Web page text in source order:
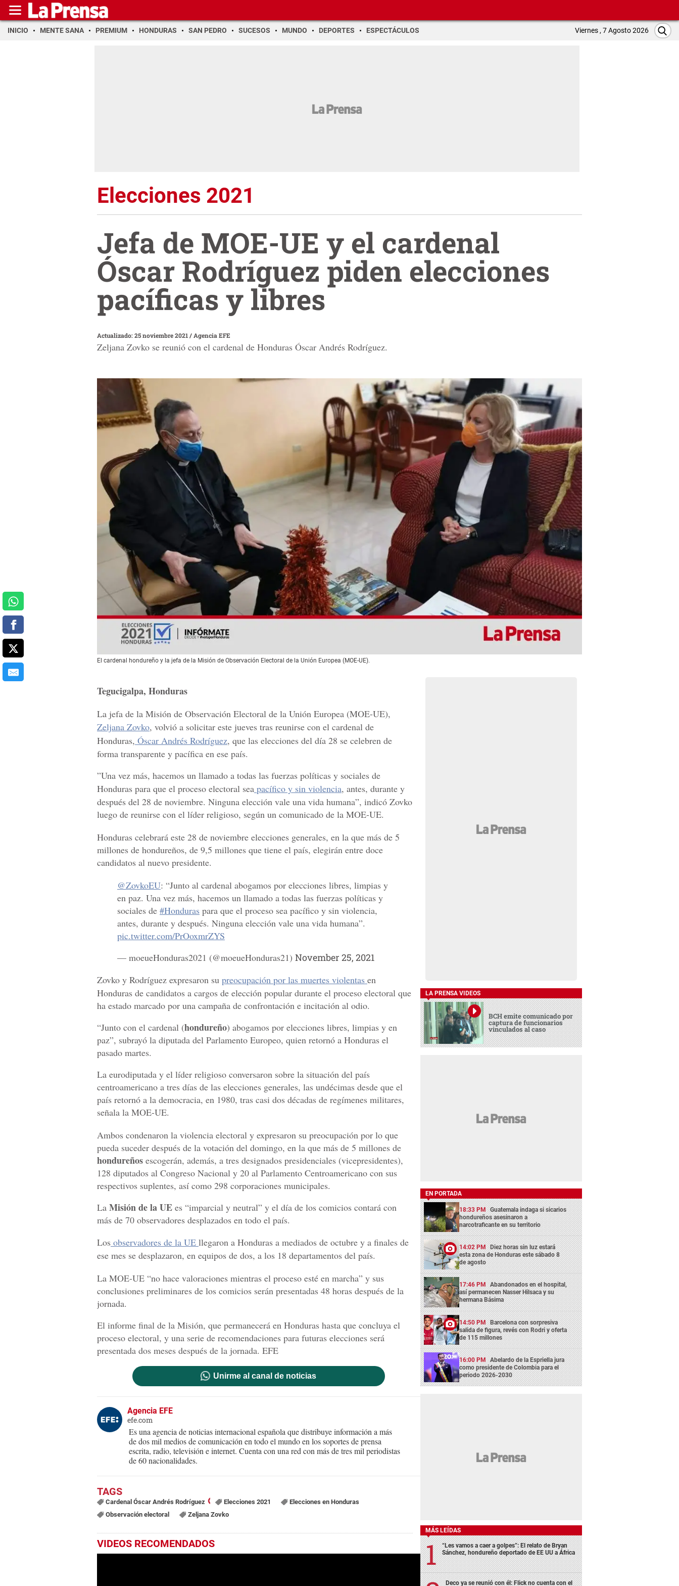
INICIO MENTE SANA PREMIUM HONDURAS SAN PEDRO SUCESOS MUNDO DEPORTES ESPECTÁCULOS Viernes , 7 Agosto 2026
Elecciones 2021
Jefa de MOE-UE y el cardenal
Óscar Rodríguez piden elecciones
pacíficas y libres
Actualizado: 25 noviembre 2021 / Agencia EFE
Zeljana Zovko se reunió con el cardenal de Honduras Óscar Andrés Rodríguez.
El cardenal hondureño y la jefa de la Misión de Observación Electoral de la Unión Europea (MOE-UE).
Tegucigalpa, Honduras
La jefa de la Misión de Observación Electoral de la Unión Europea (MOE-UE),
Zeljana Zovko, volvió a solicitar este jueves tras reunirse con el cardenal de
Honduras, Óscar Andrés Rodríguez, que las elecciones del día 28 se celebren de
forma transparente y pacífica en ese país.
”Una vez más, hacemos un llamado a todas las fuerzas políticas y sociales de
Honduras para que el proceso electoral sea pacífico y sin violencia, antes, durante y
después del 28 de noviembre. Ninguna elección vale una vida humana”, indicó Zovko
luego de reunirse con el líder religioso, según un comunicado de la MOE-UE.
Honduras celebrará este 28 de noviembre elecciones generales, en la que más de 5
millones de hondureños, de 9,5 millones que tiene el país, elegirán entre doce
candidatos al nuevo presidente.
@ZovkoEU: “Junto al cardenal abogamos por elecciones libres, limpias y
en paz. Una vez más, hacemos un llamado a todas las fuerzas políticas y
sociales de #Honduras para que el proceso sea pacífico y sin violencia,
antes, durante y después. Ninguna elección vale una vida humana”.
pic.twitter.com/PrOoxmrZYS
— moeueHonduras2021 (@moeueHonduras21) November 25, 2021
Zovko y Rodríguez expresaron su preocupación por las muertes violentas en
Honduras de candidatos a cargos de elección popular durante el proceso electoral que
ha estado marcado por una campaña de confrontación e incitación al odio.
“Junto con el cardenal (hondureño) abogamos por elecciones libres, limpias y en
paz”, subrayó la diputada del Parlamento Europeo, quien retornó a Honduras el
pasado martes.
La eurodiputada y el líder religioso conversaron sobre la situación del país
centroamericano a tres días de las elecciones generales, las undécimas desde que el
país retornó a la democracia, en 1980, tras casi dos décadas de regímenes militares,
señala la MOE-UE.
Ambos condenaron la violencia electoral y expresaron su preocupación por lo que
pueda suceder después de la votación del domingo, en la que más de 5 millones de
hondureños escogerán, además, a tres designados presidenciales (vicepresidentes),
128 diputados al Congreso Nacional y 20 al Parlamento Centroamericano con sus
respectivos suplentes, así como 298 corporaciones municipales.
La Misión de la UE es “imparcial y neutral” y el día de los comicios contará con
más de 70 observadores desplazados en todo el país.
Los observadores de la UE llegaron a Honduras a mediados de octubre y a finales de
ese mes se desplazaron, en equipos de dos, a los 18 departamentos del país.
La MOE-UE “no hace valoraciones mientras el proceso esté en marcha” y sus
conclusiones preliminares de los comicios serán presentadas 48 horas después de la
jornada.
El informe final de la Misión, que permanecerá en Honduras hasta que concluya el
proceso electoral, y una serie de recomendaciones para futuras elecciones será
presentada dos meses después de la jornada. EFE
Unirme al canal de noticias
Agencia EFE
efe.com
Es una agencia de noticias internacional española que distribuye información a más
de dos mil medios de comunicación en todo el mundo en los soportes de prensa
escrita, radio, televisión e internet. Cuenta con una red con más de tres mil periodistas
de 60 nacionalidades.
Cardenal Óscar Andrés Rodríguez Elecciones 2021
Elecciones en Honduras
Observación electoral
Zeljana Zovko
VIDEOS RECOMENDADOS
LA PRENSA VIDEOS
BCH emite comunicado por
captura de funcionarios
vinculados al caso
EN PORTADA
18:33 PM Guatemala indaga si sicarios
hondureños asesinaron a
narcotraficante en su territorio
14:02 PM Diez horas sin luz estará
esta zona de Honduras este sábado 8
de agosto
17:46 PM Abandonados en el hospital,
así permanecen Nasser Hilsaca y su
hermana Básima
14:50 PM Barcelona con sorpresiva
salida de figura, revés con Rodri y oferta
de 115 millones
16:00 PM Abelardo de la Espriella jura
como presidente de Colombia para el
periodo 2026-2030
MÁS LEÍDAS
“Les vamos a caer a golpes”: El relato de Bryan
Sánchez, hondureño deportado de EE UU a África
Deco ya se reunió con él: Flick no cuenta con el